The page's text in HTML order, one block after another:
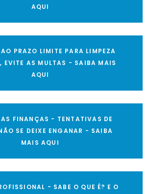
AQUI
PRAZO LIMITE PARA LIMPEZA
EVITE AS MULTAS - SAIBA MAIS
AQUI
FINANÇAS - TENTATIVAS DE
SE DEIXE ENGANAR - SAIBA
MAIS AQUI
- SABE O QUE É? E O